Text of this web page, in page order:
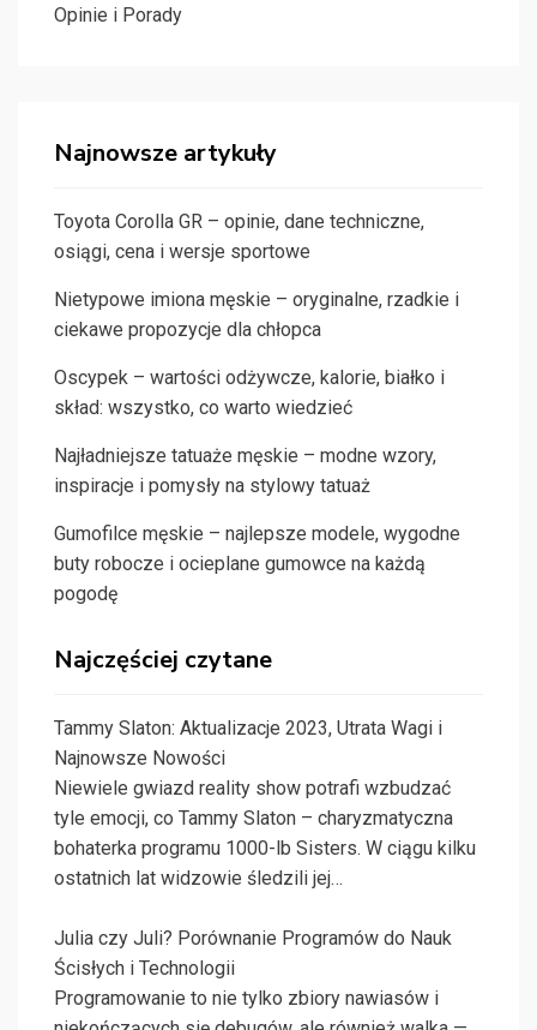
Opinie i Porady
Najnowsze artykuły
Toyota Corolla GR – opinie, dane techniczne,
osiągi, cena i wersje sportowe
Nietypowe imiona męskie – oryginalne, rzadkie i
ciekawe propozycje dla chłopca
Oscypek – wartości odżywcze, kalorie, białko i
skład: wszystko, co warto wiedzieć
Najładniejsze tatuaże męskie – modne wzory,
inspiracje i pomysły na stylowy tatuaż
Gumofilce męskie – najlepsze modele, wygodne
buty robocze i ocieplane gumowce na każdą
pogodę
Najczęściej czytane
Tammy Slaton: Aktualizacje 2023, Utrata Wagi i
Najnowsze Nowości
Niewiele gwiazd reality show potrafi wzbudzać
tyle emocji, co Tammy Slaton – charyzmatyczna
bohaterka programu 1000-lb Sisters. W ciągu kilku
ostatnich lat widzowie śledzili jej…
Julia czy Juli? Porównanie Programów do Nauk
Ścisłych i Technologii
Programowanie to nie tylko zbiory nawiasów i